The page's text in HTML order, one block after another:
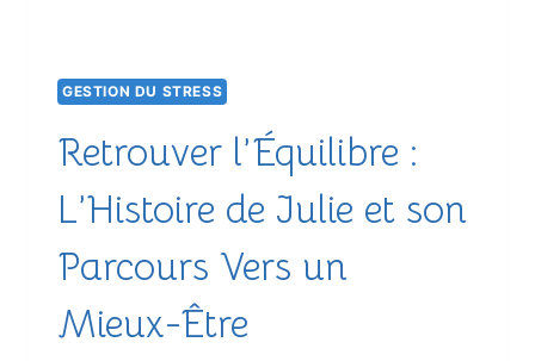
GESTION DU STRESS
Retrouver l’Équilibre :
L’Histoire de Julie et son
Parcours Vers un
Mieux-Être